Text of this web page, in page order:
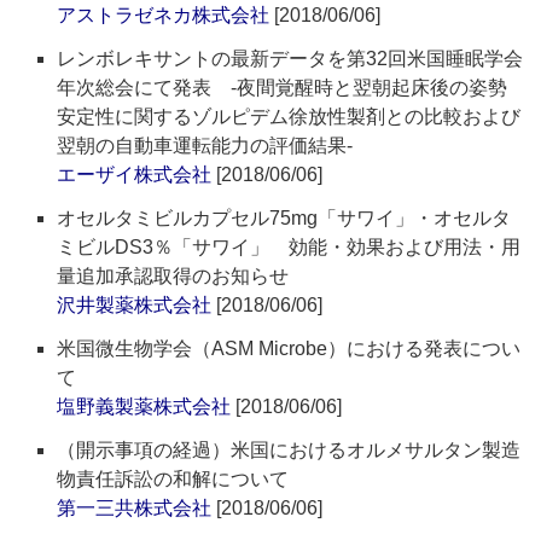
アストラゼネカ株式会社 [2018/06/06]
レンボレキサントの最新データを第32回米国睡眠学会
年次総会にて発表 ‐夜間覚醒時と翌朝起床後の姿勢
安定性に関するゾルピデム徐放性製剤との比較および
翌朝の自動車運転能力の評価結果‐
エーザイ株式会社 [2018/06/06]
オセルタミビルカプセル75mg「サワイ」・オセルタ
ミビルDS3％「サワイ」 効能・効果および用法・用
量追加承認取得のお知らせ
沢井製薬株式会社 [2018/06/06]
米国微生物学会（ASM Microbe）における発表につい
て
塩野義製薬株式会社 [2018/06/06]
（開示事項の経過）米国におけるオルメサルタン製造
物責任訴訟の和解について
第一三共株式会社 [2018/06/06]